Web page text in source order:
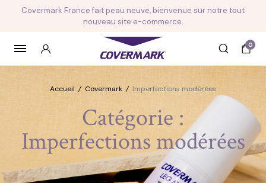
Covermark France fait peau neuve, bienvenue sur notre tout
nouveau site e-commerce.
0
Accueil / Covermark / Imperfections modérées
Catégorie :
Imperfections modérées